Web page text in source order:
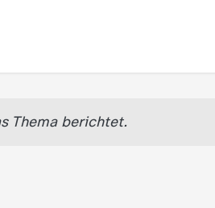
Thema berichtet.